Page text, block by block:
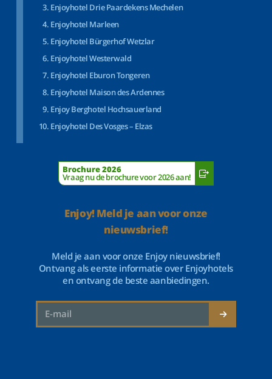
Enjoyhotel Drie Paardekens Mechelen
Enjoyhotel Marleen
Enjoyhotel Bürgerhof Wetzlar
Enjoyhotel Westerwald
Enjoyhotel Eburon Tongeren
Enjoyhotel Maison des Ardennes
Enjoy Berghotel Hochsauerland
Enjoyhotel Des Vosges – Elzas
Brochure 2026
Vraag nu de brochure voor 2026 aan!
Enjoy! Meld je aan voor onze
nieuwsbrief!
Meld je aan voor onze Enjoy nieuwsbrief!
Ontvang als eerste informatie over Enjoyhotels
en ontvang de beste aanbiedingen.